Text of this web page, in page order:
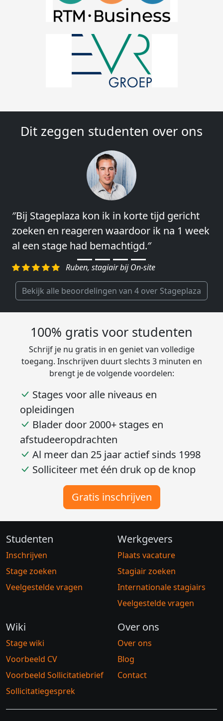
Dit zeggen studenten over ons
″Bij Stageplaza kon ik in korte tijd gericht
zoeken en reageren waardoor ik na 1 week
al een stage had bemachtigd.″
Ruben, stagiair bij On-site
″Vooral de snelheid en de betrokkenheid
van het regelen en contact leggen vond ik
erg goed.″
Charlotte, Market Segmentation
Researcher bij Genalice
Bekijk alle beoordelingen van 4 over Stageplaza
100% gratis voor studenten
Schrijf je nu gratis in en geniet van volledige
toegang. Inschrijven duurt slechts 3 minuten en
Stages voor alle niveaus en
opleidingen
Blader door 2000+ stages en
afstudeeropdrachten
Al meer dan 25 jaar actief sinds 1998
Gratis inschrijven
Studenten
Inschrijven
Stage zoeken
Werkgevers
Plaats vacature
Stagiair zoeken
Internationale stagiairs
Wiki
Stage wiki
Voorbeeld CV
Voorbeeld Sollicitatiebrief
Over ons
Over ons
Blog